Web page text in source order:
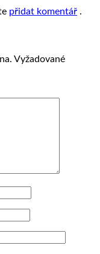
přidat komentář .
Vyžadované